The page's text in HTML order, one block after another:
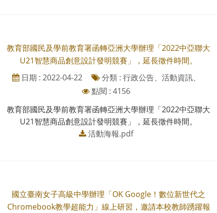
教育部國民及學前教育署函轉亞洲大學辦理「2022中亞聯大
U21智慧商品創意設計發明競賽」，延長徵件時間。
日期 : 2022-04-22
分類 : 行政公告、活動資訊、
點閱 : 4156
教育部國民及學前教育署函轉亞洲大學辦理「2022中亞聯大
U21智慧商品創意設計發明競賽」，延長徵件時間。
活動海報.pdf
國立臺南女子高級中學辦理「OK Google！數位新世代之
Chromebook教學超能力」線上研習，邀請本校教師踴躍報